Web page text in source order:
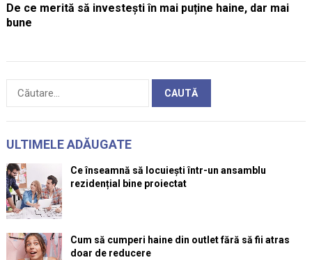
De ce merită să investești în mai puține haine, dar mai
bune
Caută
ULTIMELE ADĂUGATE
Ce înseamnă să locuiești într-un ansamblu
rezidențial bine proiectat
Cum să cumperi haine din outlet fără să fii atras
doar de reducere